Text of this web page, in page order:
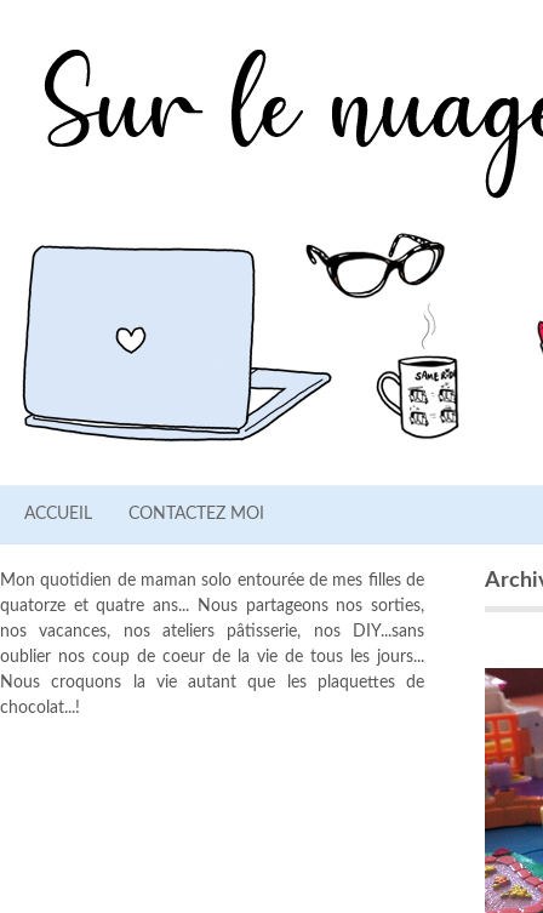
ACCUEIL CONTACTEZ MOI
Mon quotidien de maman solo entourée de mes filles de
quatorze et quatre ans... Nous partageons nos sorties,
nos vacances, nos ateliers pâtisserie, nos DIY...sans
oublier nos coup de coeur de la vie de tous les jours...
Nous croquons la vie autant que les plaquettes de
chocolat...!